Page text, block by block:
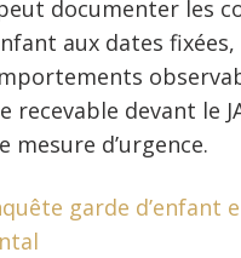
documenter les
aux dates
devant le
d’urgence.
garde d’enfant